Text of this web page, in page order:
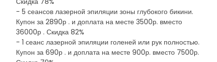
- 5 сеансов лазерной эпиляции зоны глубокого бикини.
Купон за 2890р . и доплата на месте 3500р. вместо
36000р . Скидка 82%
- 1 сеанс лазерной эпиляции голеней или рук полностью.
Купон за 690р . и доплата на месте 900р. вместо 7500р.